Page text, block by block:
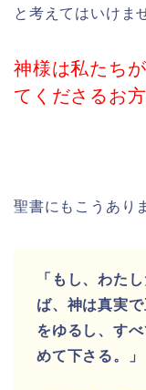
と考えてはいけま
神様は私たち
てくださるお方
聖書にもこうあり
「もし、わた
ば、神は真実
をゆるし、す
めて下さる。」